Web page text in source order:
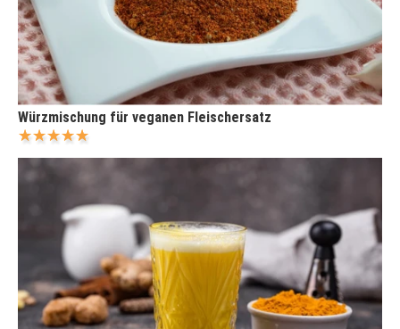
Würzmischung für veganen Fleischersatz